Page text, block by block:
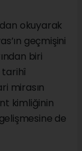
okuyarak
geçmişini
biri
tarihî
mirasın
kimliğinin
de